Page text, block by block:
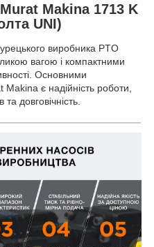
Makina 1713 K
UNI)
виробника PTO
вагою і компактними
Основними
є надійність роботи,
довговічність.